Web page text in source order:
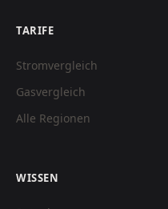
TARIFE
Stromvergleich
Gasvergleich
Alle Regionen
WISSEN